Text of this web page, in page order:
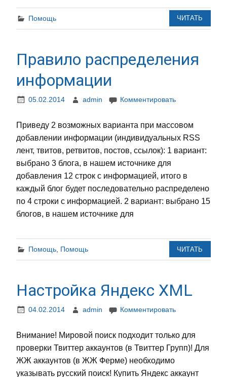
Помощь ЧИТАТЬ
Правило распределения
информации
05.02.2014 admin Комментировать
Приведу 2 возможных варианта при массовом
добавлении информации (индивидуальных RSS
лент, твитов, ретвитов, постов, ссылок): 1 вариант:
выбрано 3 блога, в нашем источнике для
добавления 12 строк с информацией, итого в
каждый блог будет последовательно распределено
по 4 строки с информацией. 2 вариант: выбрано 15
блогов, в нашем источнике для
Помощь, Помощь ЧИТАТЬ
Настройка Яндекс XML
04.02.2014 admin Комментировать
Внимание! Мировой поиск подходит только для
проверки Твиттер аккаунтов (в Твиттер Групп)! Для
ЖЖ аккаунтов (в ЖЖ Ферме) необходимо
указывать русский поиск! Купить Яндекс аккаунт